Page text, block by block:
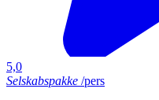
5,0
Selskabspakke /pers